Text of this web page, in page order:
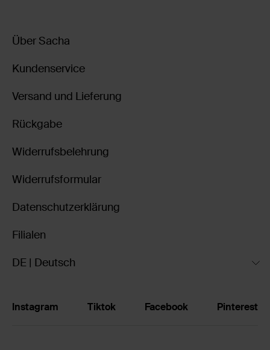
Über Sacha
Kundenservice
Versand und Lieferung
Rückgabe
Widerrufsbelehrung
Widerrufsformular
Datenschutzerklärung
Filialen
DE | Deutsch
Instagram Tiktok Facebook Pinterest